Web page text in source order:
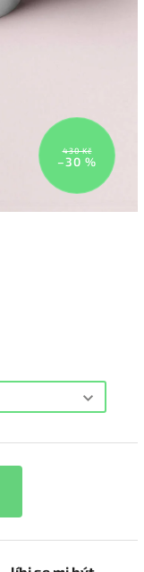
430 Kč
–30 %